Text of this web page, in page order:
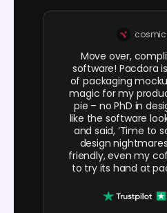
Move over,
software! Pacdora
of packaging
magic for my
pie – no PhD in
like the software
and said, ‘Time to
design
friendly, even my
to try its hand at